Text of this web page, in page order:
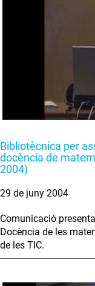
Bibliotècnica per
docència de
2004)
29 de juny 2004
Comunicació
Docència de les
de les TIC.